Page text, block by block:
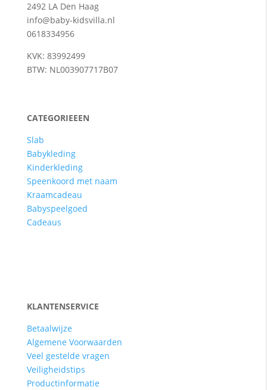
2492 LA Den Haag
info@baby-kidsvilla.nl
0618334956
KVK: 83992499
BTW: NL003907717B07
CATEGORIEEEN
Slab
Babykleding
Kinderkleding
Speenkoord met naam
Kraamcadeau
Babyspeelgoed
Cadeaus
KLANTENSERVICE
Betaalwijze
Algemene Voorwaarden
Veel gestelde vragen
Veiligheidstips
Productinformatie